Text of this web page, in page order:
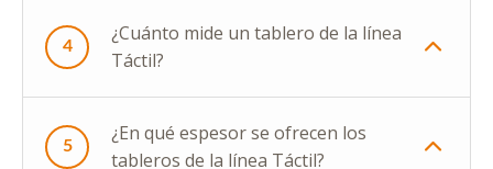
4
¿Cuánto mide un tablero de la línea
Táctil?
5
¿En qué espesor se ofrecen los
tableros de la línea Táctil?